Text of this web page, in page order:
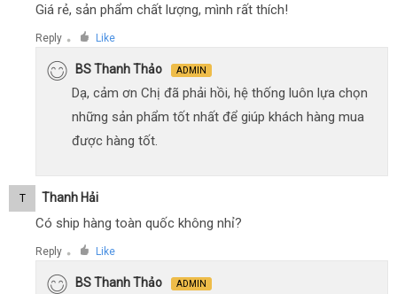
Giá rẻ, sản phẩm chất lượng, mình rất thích!
Reply ● Like
BS Thanh Thảo ADMIN
Dạ, cảm ơn Chị đã phải hồi, hệ thống luôn lựa chọn
những sản phẩm tốt nhất để giúp khách hàng mua
được hàng tốt.
T Thanh Hải
Có ship hàng toàn quốc không nhỉ?
Reply ● Like
BS Thanh Thảo ADMIN